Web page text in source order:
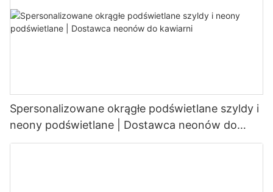
Spersonalizowane okrągłe podświetlane szyldy i
neony podświetlane | Dostawca neonów do
kawiarni